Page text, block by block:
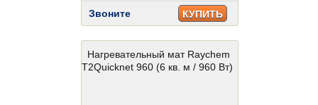
Звоните КУПИТЬ
Нагревательный мат Raychem
T2Quicknet 960 (6 кв. м / 960 Вт)